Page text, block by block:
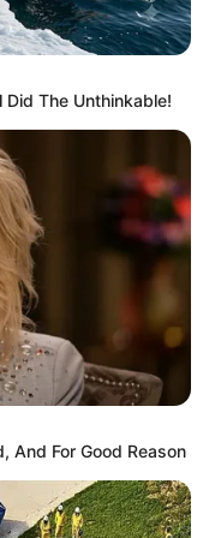
ΓΙΑ
ΓΙΑ ΤΟ
ΠΡΟΒΛΗΜΑΤΙΣΜΟΥΣ
ΑΥΤΟΔΙΟΙΚΗΣΗ και
γνωρίζουμε και
The Unthinkable!
And For Good Reason